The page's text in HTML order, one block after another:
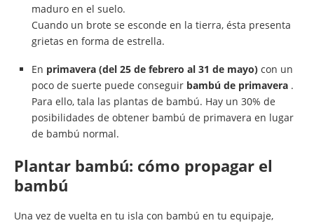
maduro en el suelo.
Cuando un brote se esconde en la tierra, ésta presenta
grietas en forma de estrella.
En primavera (del 25 de febrero al 31 de mayo) con un
poco de suerte puede conseguir bambú de primavera .
Para ello, tala las plantas de bambú. Hay un 30% de
posibilidades de obtener bambú de primavera en lugar
de bambú normal.
Plantar bambú: cómo propagar el
bambú
Una vez de vuelta en tu isla con bambú en tu equipaje,